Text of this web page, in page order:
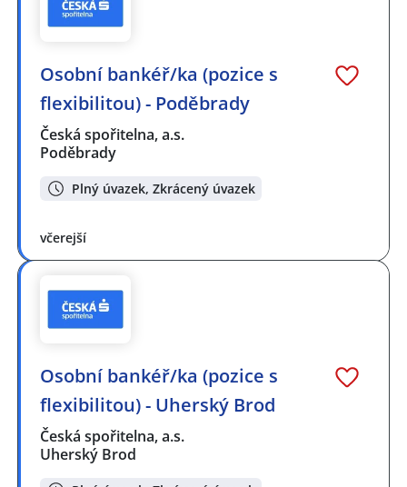
Osobní bankéř/ka (pozice s
flexibilitou) - Poděbrady
Česká spořitelna, a.s.
Poděbrady
Plný úvazek, Zkrácený úvazek
včerejší
Osobní bankéř/ka (pozice s
flexibilitou) - Uherský Brod
Česká spořitelna, a.s.
Uherský Brod